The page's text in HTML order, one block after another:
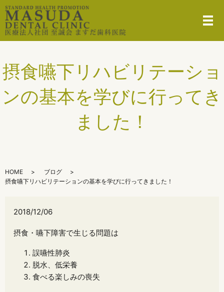
メ
摂食嚥下リハビリテーショ
ンの基本を学びに行ってき
ました！
HOME
ブログ
摂食嚥下リハビリテーションの基本を学びに行ってきました！
2018/12/06
摂食・嚥下障害で生じる問題は
誤嚥性肺炎
脱水、低栄養
食べる楽しみの喪失